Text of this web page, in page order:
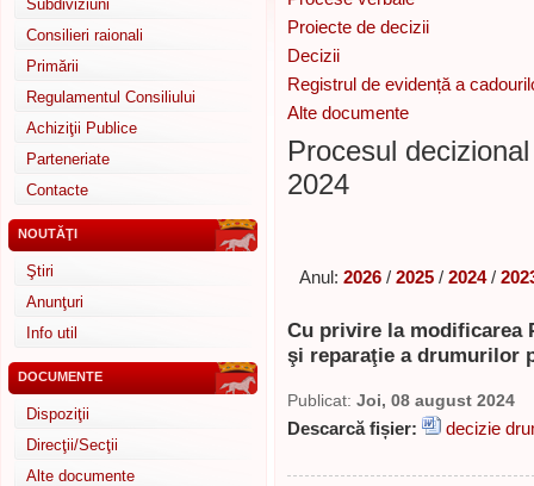
Subdiviziuni
Consilieri raionali
Primării
Regulamentul Consiliului
Achiziţii Publice
Parteneriate
Contacte
NOUTĂŢI
Ştiri
Anunţuri
Info util
DOCUMENTE
Dispoziţii
Direcţii/Secţii
Alte documente
Proiecte de decizii
Decizii
Registrul de evidență a
Alte documente
Procesul
2024
Anul: 2026 / 2025 / 2024/
Cu privire la modificarea
şi reparaţie a drumurilor
Publicat: Joi, 08 august 2024
Descarcă fișier: decizie